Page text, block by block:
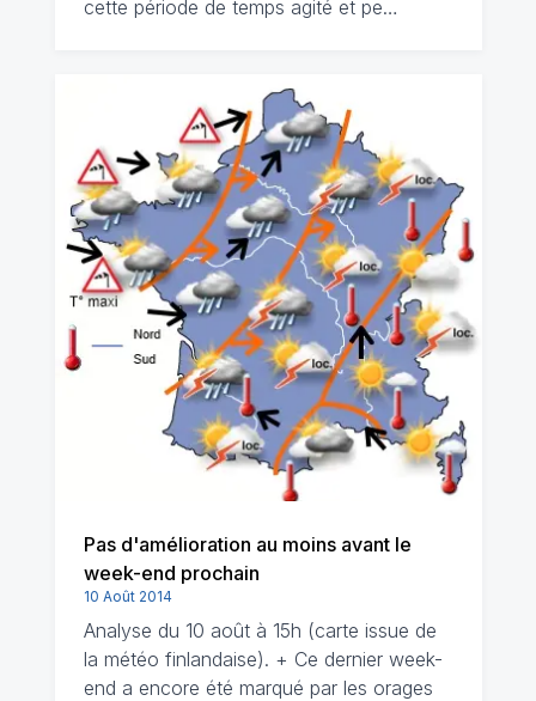
cette période de temps agité et pe…
Pas d'amélioration au moins avant le
week-end prochain
10 Août 2014
Analyse du 10 août à 15h (carte issue de
la météo finlandaise). + Ce dernier week-
end a encore été marqué par les orages